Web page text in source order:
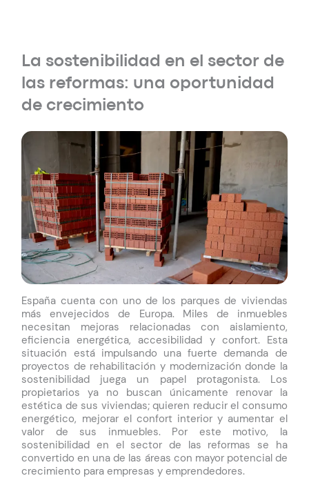
La sostenibilidad en el sector de
las reformas: una oportunidad
de crecimiento
España cuenta con uno de los parques de viviendas
más envejecidos de Europa. Miles de inmuebles
necesitan mejoras relacionadas con aislamiento,
eficiencia energética, accesibilidad y confort. Esta
situación está impulsando una fuerte demanda de
proyectos de rehabilitación y modernización donde la
sostenibilidad juega un papel protagonista. Los
propietarios ya no buscan únicamente renovar la
estética de sus viviendas; quieren reducir el consumo
energético, mejorar el confort interior y aumentar el
valor de sus inmuebles. Por este motivo, la
sostenibilidad en el sector de las reformas se ha
convertido en una de las áreas con mayor potencial de
crecimiento para empresas y emprendedores.